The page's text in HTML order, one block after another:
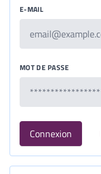
E-MAIL
MOT DE PASSE
Connexion